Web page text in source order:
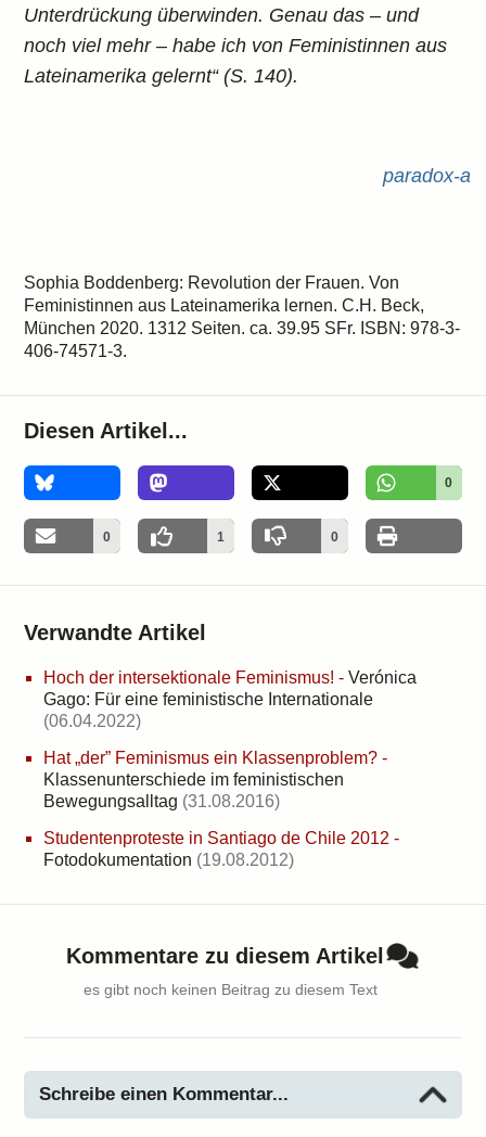
Unterdrückung überwinden. Genau das – und
noch viel mehr – habe ich von Feministinnen aus
Lateinamerika gelernt“ (S. 140).
paradox-a
Sophia Boddenberg: Revolution der Frauen. Von
Feministinnen aus Lateinamerika lernen. C.H. Beck,
München 2020. 1312 Seiten. ca. 39.95 SFr. ISBN: 978-3-
406-74571-3.
Diesen Artikel...
0
0 1 0
Verwandte Artikel
Hoch der intersektionale Feminismus! - Verónica
Gago: Für eine feministische Internationale
(06.04.2022)
Hat „der” Feminismus ein Klassenproblem? -
Klassenunterschiede im feministischen
Bewegungsalltag (31.08.2016)
Studentenproteste in Santiago de Chile 2012 -
Fotodokumentation (19.08.2012)
Kommentare zu diesem Artikel
es gibt noch keinen Beitrag zu diesem Text
Schreibe einen Kommentar...